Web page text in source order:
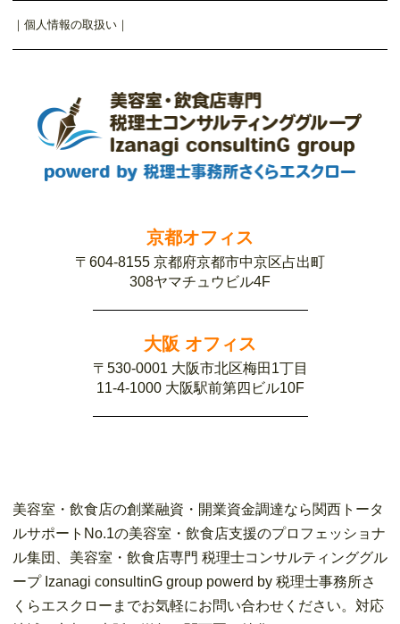
｜ 個人情報の取扱い ｜
京都オフィス
〒604-8155 京都府京都市中京区占出町
308ヤマチュウビル4F
大阪 オフィス
〒530-0001 大阪市北区梅田1丁目
11-4-1000 大阪駅前第四ビル10F
美容室・飲食店の創業融資・開業資金調達なら関西トータ
ルサポートNo.1の美容室・飲食店支援のプロフェッショナ
ル集団、美容室・飲食店専門 税理士コンサルティンググル
ープ Izanagi consultinG group powerd by 税理士事務所さ
くらエスクローまでお気軽にお問い合わせください。対応